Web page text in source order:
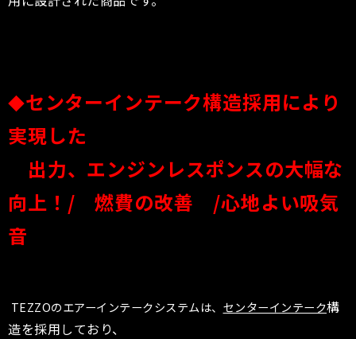
◆センターインテーク構造採用により
実現した
出力、エンジンレスポンスの大幅な
向上！/ 燃費の改善 /心地よい吸気
音
TEZZOのエアーインテークシステムは、 センターインテーク構
造を採用しており、